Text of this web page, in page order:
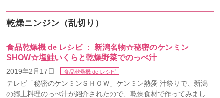
乾燥ニンジン（乱切り）
食品乾燥機 de レシピ ： 新潟名物☆秘密のケンミン
SHOW☆塩鮭いくらと乾燥野菜でのっぺ汁
2019年2月17日 食品乾燥機 de レシピ
テレビ「秘密のケンミンＳＨＯＷ」ケンミン熱愛 汁祭りで、新潟
の郷土料理のっぺ汁が紹介されたので、乾燥食材で作ってみまし